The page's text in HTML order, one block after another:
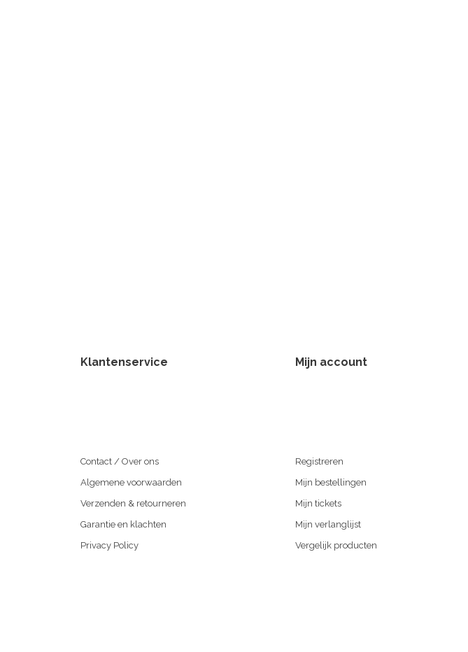
Klantenservice
Contact / Over ons
Algemene voorwaarden
Verzenden & retourneren
Garantie en klachten
Privacy Policy
Mijn account
Registreren
Mijn bestellingen
Mijn tickets
Mijn verlanglijst
Vergelijk producten